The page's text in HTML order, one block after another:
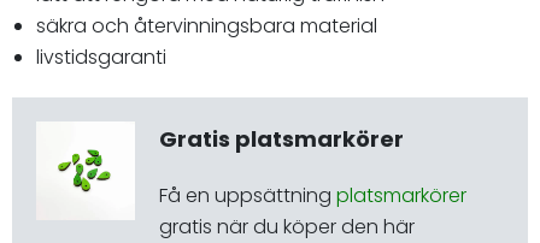
säkra och återvinningsbara material
livstidsgaranti
Gratis platsmarkörer
Få en uppsättning platsmarkörer
gratis när du köper den här